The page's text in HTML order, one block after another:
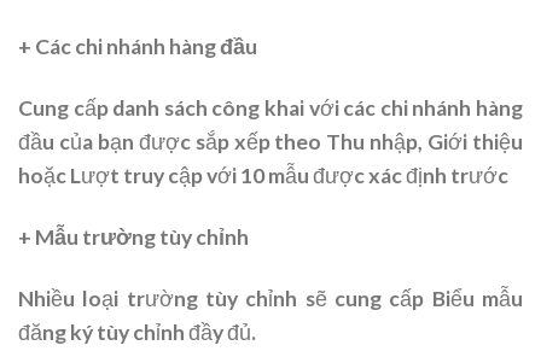
+ Các chi nhánh hàng đầu
Cung cấp danh sách công khai với các chi nhánh hàng
đầu của bạn được sắp xếp theo Thu nhập, Giới thiệu
hoặc Lượt truy cập với 10 mẫu được xác định trước
+ Mẫu trường tùy chỉnh
Nhiều loại trường tùy chỉnh sẽ cung cấp Biểu mẫu
đăng ký tùy chỉnh đầy đủ.